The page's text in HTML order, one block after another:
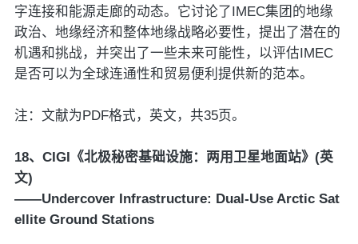
字连接和能源走廊的动态。它讨论了IMEC集团的地缘
政治、地缘经济和整体地缘战略必要性，提出了潜在的
机遇和挑战，并突出了一些未来可能性，以评估IMEC
是否可以为全球连通性和贸易便利提供新的范本。
注：文献为PDF格式，英文，共35页。
18、CIGI《北极秘密基础设施：两用卫星地面站》(英
文)
——Undercover Infrastructure: Dual-Use Arctic Sat
ellite Ground Stations